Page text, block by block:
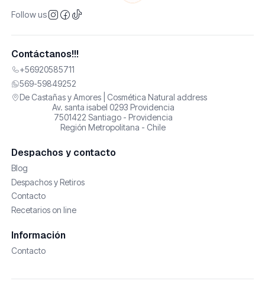
Follow us
Contáctanos!!!
+56920585711
569-59849252
De Castañas y Amores | Cosmética Natural address
Av. santa isabel 0293 Providencia
7501422 Santiago - Providencia
Región Metropolitana - Chile
Despachos y contacto
Blog
Despachos y Retiros
Contacto
Recetarios on line
Información
Contacto